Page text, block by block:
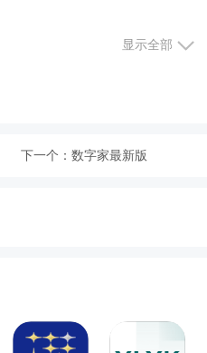
显示全部
下一个： 数字家最新版